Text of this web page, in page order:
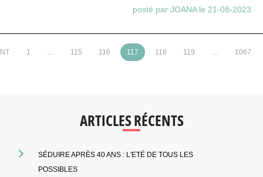
posté par JOANA le 21-08-2023
1 … 115 116 117 118 119 … 1067
ARTICLES RÉCENTS
SÉDUIRE APRÈS 40 ANS : L'ETÉ DE TOUS LES
POSSIBLES